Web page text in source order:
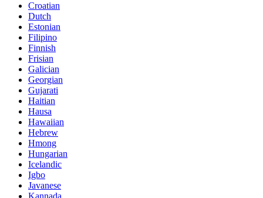
Croatian
Dutch
Estonian
Filipino
Finnish
Frisian
Galician
Georgian
Gujarati
Haitian
Hausa
Hawaiian
Hebrew
Hmong
Hungarian
Icelandic
Igbo
Javanese